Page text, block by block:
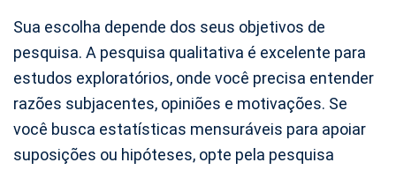
Sua escolha depende dos seus objetivos de
pesquisa. A pesquisa qualitativa é excelente para
estudos exploratórios, onde você precisa entender
razões subjacentes, opiniões e motivações. Se
você busca estatísticas mensuráveis para apoiar
suposições ou hipóteses, opte pela pesquisa